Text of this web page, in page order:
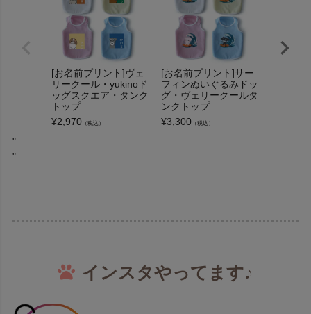
[お名前プリント]ヴェ
リークール・yukinoド
ッグスクエア・タンク
トップ
¥2,970 （税込）
[お名前プリント]サー
フィンぬいぐるみドッ
グ・ヴェリークールタ
ンクトップ
¥3,300 （税込）
"
"
インスタやってます♪